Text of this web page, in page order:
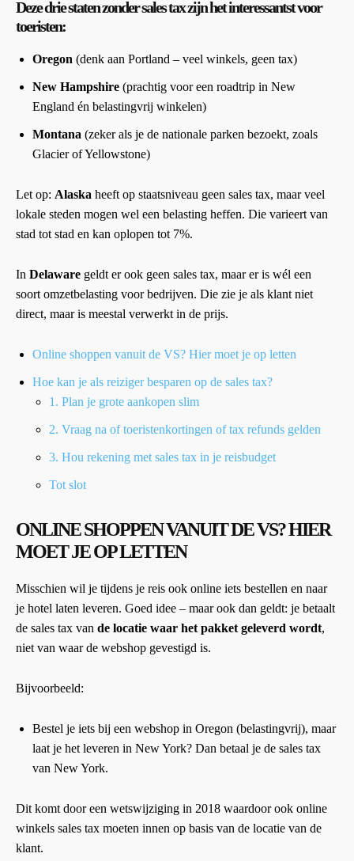
Deze drie staten zonder sales tax zijn het interessantst voor
toeristen:
Oregon (denk aan Portland – veel winkels, geen tax)
New Hampshire (prachtig voor een roadtrip in New
England én belastingvrij winkelen)
Montana (zeker als je de nationale parken bezoekt, zoals
Glacier of Yellowstone)
Let op: Alaska heeft op staatsniveau geen sales tax, maar veel
lokale steden mogen wel een belasting heffen. Die varieert van
stad tot stad en kan oplopen tot 7%.
In Delaware geldt er ook geen sales tax, maar er is wél een
soort omzetbelasting voor bedrijven. Die zie je als klant niet
direct, maar is meestal verwerkt in de prijs.
Online shoppen vanuit de VS? Hier moet je op letten
Hoe kan je als reiziger besparen op de sales tax?
1. Plan je grote aankopen slim
2. Vraag na of toeristenkortingen of tax refunds gelden
3. Hou rekening met sales tax in je reisbudget
Tot slot
ONLINE SHOPPEN VANUIT DE VS? HIER
MOET JE OP LETTEN
Misschien wil je tijdens je reis ook online iets bestellen en naar
je hotel laten leveren. Goed idee – maar ook dan geldt: je betaalt
de sales tax van de locatie waar het pakket geleverd wordt,
niet van waar de webshop gevestigd is.
Bijvoorbeeld:
Bestel je iets bij een webshop in Oregon (belastingvrij), maar
laat je het leveren in New York? Dan betaal je de sales tax
van New York.
Dit komt door een wetswijziging in 2018 waardoor ook online
winkels sales tax moeten innen op basis van de locatie van de
klant.